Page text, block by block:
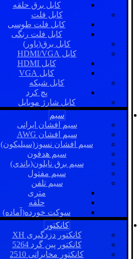
کابل برق حلقه
کابل فلت
کابل فلت طوسی
کابل فلت رنگی
کابل برق(پاور)
کابل HDMI/VGA
کابل HDMI
کابل VGA
کابل شبکه
پچ کرد
کابل شارژ موبایل
سیم
سیم افشان ایرانی
سیم افشان AWG
سیم افشان نسوز(سیلیکون)
سیم هدفون
سیم برق نایلون(باندی)
سیم مفتول
سیم تلفن
متری
حلقه
سوکت خورده(آماده)
کانکتور
کانکتور دزدگیری XH
کانکتور پین گرد 5264
کانکتور مخابراتی 2510